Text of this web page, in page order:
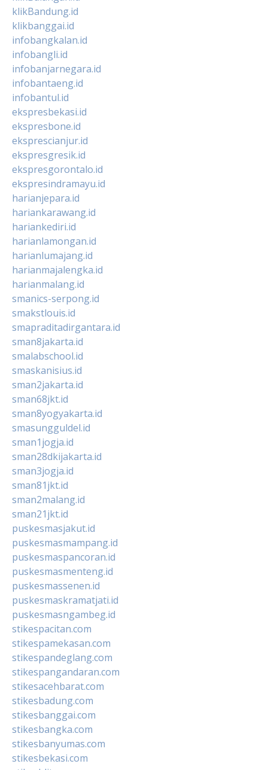
klikBandung.id
klikbanggai.id
infobangkalan.id
infobangli.id
infobanjarnegara.id
infobantaeng.id
infobantul.id
ekspresbekasi.id
ekspresbone.id
eksprescianjur.id
ekspresgresik.id
ekspresgorontalo.id
ekspresindramayu.id
harianjepara.id
hariankarawang.id
hariankediri.id
harianlamongan.id
harianlumajang.id
harianmajalengka.id
harianmalang.id
smanics-serpong.id
smakstlouis.id
smapraditadirgantara.id
sman8jakarta.id
smalabschool.id
smaskanisius.id
sman2jakarta.id
sman68jkt.id
sman8yogyakarta.id
smasungguldel.id
sman1jogja.id
sman28dkijakarta.id
sman3jogja.id
sman81jkt.id
sman2malang.id
sman21jkt.id
puskesmasjakut.id
puskesmasmampang.id
puskesmaspancoran.id
puskesmasmenteng.id
puskesmassenen.id
puskesmaskramatjati.id
puskesmasngambeg.id
stikespacitan.com
stikespamekasan.com
stikespandeglang.com
stikespangandaran.com
stikesacehbarat.com
stikesbadung.com
stikesbanggai.com
stikesbangka.com
stikesbanyumas.com
stikesbekasi.com